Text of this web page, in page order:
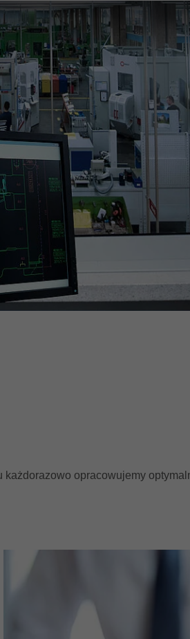
Suomi
Taiwan
Türkiye türkçe
USA english
Việt Nam tiếng
中国
ประเทศไทย
Україна
opracowujemy